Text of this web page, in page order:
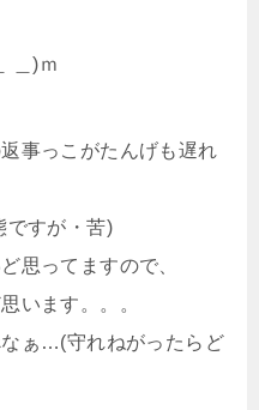
＿)ｍ
事っこがたんげも遅れ
ですが・苦)
思ってますので、
います。。。
ぁ…(守れねがったらど